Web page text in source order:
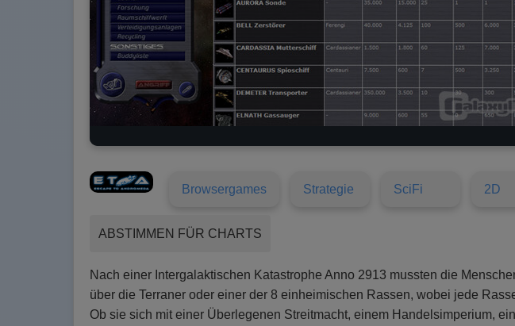
Browsergames Strategie SciFi 2D
ABSTIMMEN FÜR CHARTS
Nach einer Intergalaktischen Katastrophe Anno 2913 mussten die
über die Terraner oder einer der 8 einheimischen Rassen, wobei jede
Ob sie sich mit einer Überlegenen Streitmacht, einem Handelsimperium,